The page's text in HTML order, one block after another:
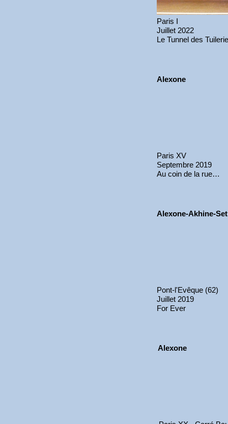
Paris I
Juillet 2022
Le Tunnel des
Alexone
Paris XV
Septembre 2019
Au coin de la rue…
Alexone-Akhine-
Pont-l'Evêque (62)
Juillet 2019
For Ever
Alexone